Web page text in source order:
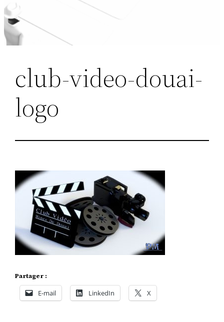
club-video-douai-
logo
Partager :
E-mail LinkedIn X